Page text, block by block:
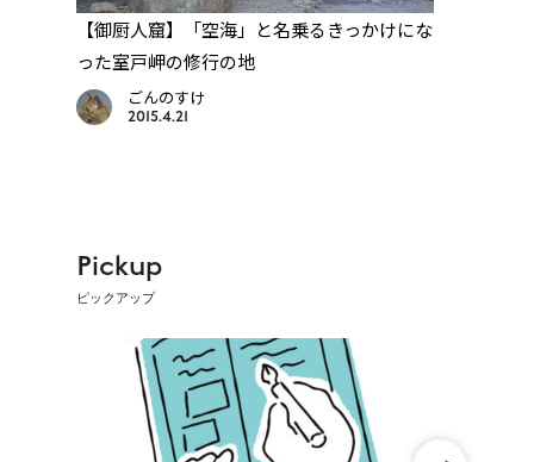
【御厨人窟】「空海」と名乗るきっかけにな
った室戸岬の修行の地
ごんのすけ
2015.4.21
Pickup
ピックアップ